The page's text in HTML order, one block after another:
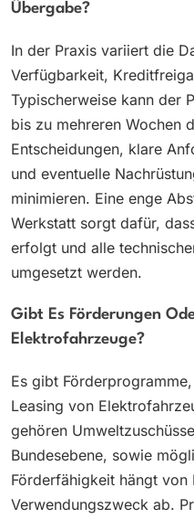
Übergabe?
In der Praxis variiert die
Verfügbarkeit,
Typischerweise kann der
bis zu mehreren Wochen
Entscheidungen, klare
und eventuelle
minimieren. Eine enge
Werkstatt sorgt dafür,
erfolgt und alle
umgesetzt werden.
Gibt Es Förderungen
Elektrofahrzeuge?
Es gibt
Leasing von
gehören
Bundesebene, sowie
Förderfähigkeit hängt
Verwendungszweck ab.